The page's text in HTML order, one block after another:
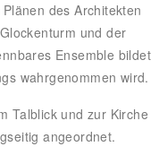
des Architekten
und der
Ensemble bildet
wahrgenommen wird.
Talblick und zur Kirche
angeordnet.